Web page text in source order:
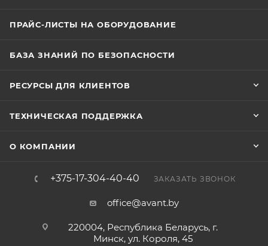
ПРАЙС-ЛИСТЫ НА ОБОРУДОВАНИЕ
БАЗА ЗНАНИЙ ПО БЕЗОПАСНОСТИ
РЕСУРСЫ ДЛЯ КЛИЕНТОВ
ТЕХНИЧЕСКАЯ ПОДДЕРЖКА
О КОМПАНИИ
+375-17-304-40-40 ЗАКАЗАТЬ ЗВОНОК
office@avant.by
220004, Республика Беларусь, г.
Минск, ул. Короля, 45